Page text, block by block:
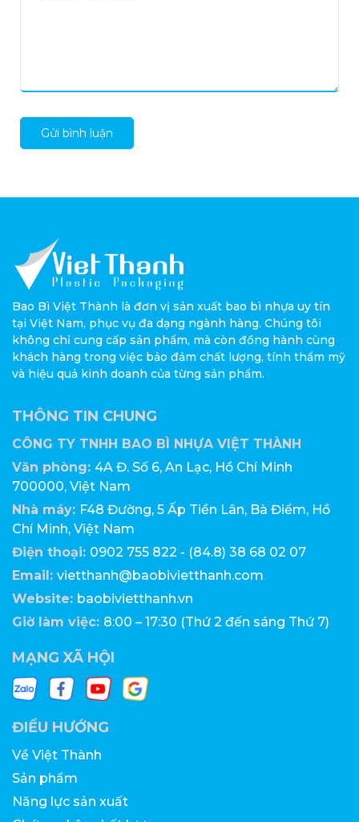
Gửi bình luận
Bao Bì Việt Thành là đơn vị sản xuất bao bì nhựa uy tín
tại Việt Nam, phục vụ đa dạng ngành hàng. Chúng tôi
không chỉ cung cấp sản phẩm, mà còn đồng hành cùng
khách hàng trong việc bảo đảm chất lượng, tính thẩm mỹ
và hiệu quả kinh doanh của từng sản phẩm.
THÔNG TIN CHUNG
CÔNG TY TNHH BAO BÌ NHỰA VIỆT THÀNH
Văn phòng: 4A Đ. Số 6, An Lạc, Hồ Chí Minh
700000, Việt Nam
Nhà máy: F48 Đường, 5 Ấp Tiền Lân, Bà Điểm, Hồ
Chí Minh, Việt Nam
Điện thoại: 0902 755 822 - (84.8) 38 68 02 07
Email: vietthanh@baobivietthanh.com
Website: baobivietthanh.vn
Giờ làm việc: 8:00 – 17:30 (Thứ 2 đến sáng Thứ 7)
MẠNG XÃ HỘI
ĐIỀU HƯỚNG
Về Việt Thành
Sản phẩm
Năng lực sản xuất